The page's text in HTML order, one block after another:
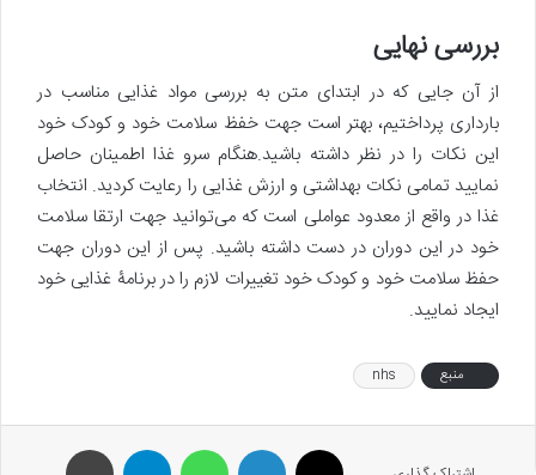
بررسی نهایی
از آن جایی که در ابتدای متن به بررسی مواد غذایی مناسب در
بارداری پرداختیم، بهتر است جهت خفظ سلامت خود و کودک خود
این نکات را در نظر داشته باشید.هنگام سرو غذا اطمینان حاصل
نمایید تمامی نکات بهداشتی و ارزش غذایی را رعایت کردید. انتخاب
غذا در واقع از معدود عواملی است که می‌توانید جهت ارتقا سلامت
خود در این دوران در دست داشته باشید. پس از این دوران جهت
حفظ سلامت خود و کودک خود تغییرات لازم را در برنامۀ غذایی خود
ایجاد نمایید.
منبع nhs